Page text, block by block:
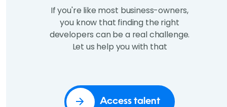
If you're like most business-owners,
you know that finding the right
developers can be a real challenge.
Let us help you with that
Access talent